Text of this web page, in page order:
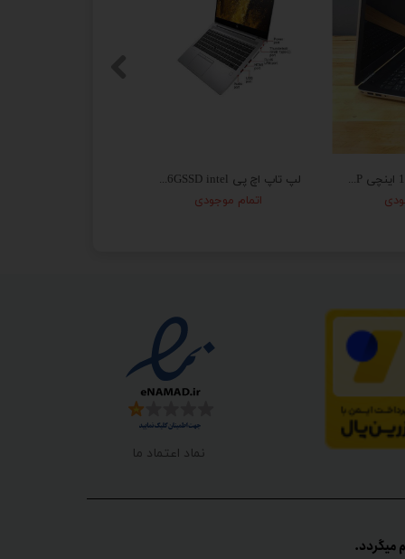
لپ تاپ اچ پی HP EliteBook 840 G5- i5 8GB 256GSSD intel
اتمام موجودی
لپ تاپ استوک 15 اینچی HP مدل Pavilion
نماد اعتماد ما
میگردد.​​​​​​​